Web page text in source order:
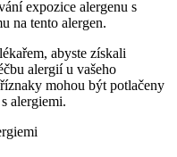
expozice alergenu s
na tento alergen.
abyste získali
alergií u vašeho
mohou být potlačeny
alergiemi.